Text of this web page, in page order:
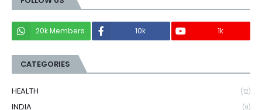
20k Members 10k 1k
CATEGORIES
HEALTH (12)
INDIA (9)